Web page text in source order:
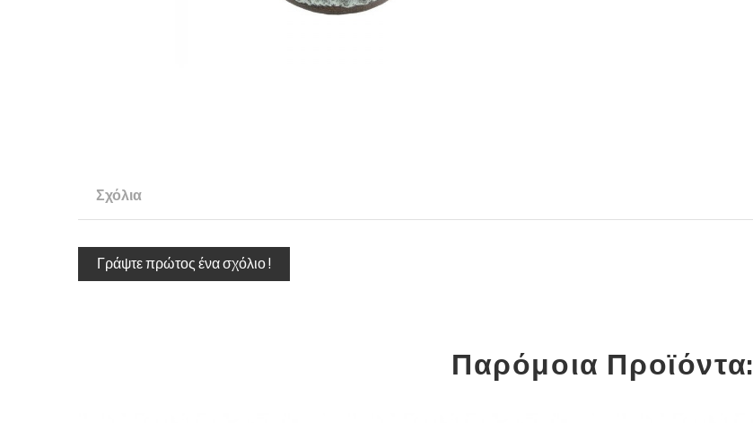
Σχόλια
Γράψτε πρώτος ένα σχόλιο !
Παρόμοια Προϊόντα: